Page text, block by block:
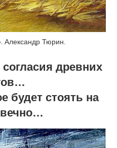
Александр Тюрин.
древних
будет стоять на